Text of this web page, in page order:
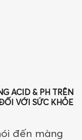
ACID & PH TRÊN
VỚI SỨC KHỎE
đến màng